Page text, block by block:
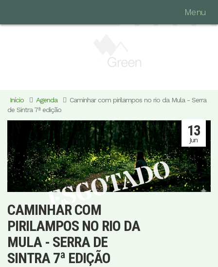
Menu
Início Agenda
Caminhar com pirilampos no rio da Mula - Serra
de Sintra 7ª edição
CAMINHAR COM
PIRILAMPOS NO RIO DA
MULA - SERRA DE
SINTRA 7ª EDIÇÃO
ESGOTADO
13
Jun